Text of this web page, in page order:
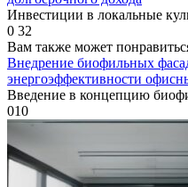
Инвестиции в локальные
0 32
Вам также может
Внедрение биофильных
энергоэффективности
Введение в концепцию
010